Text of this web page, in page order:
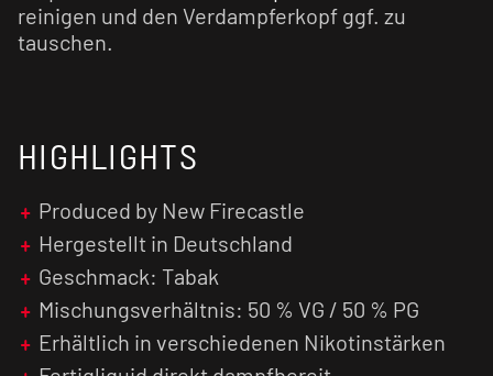
reinigen und den Verdampferkopf ggf. zu
tauschen.
HIGHLIGHTS
Produced by New Firecastle
Hergestellt in Deutschland
Geschmack: Tabak
Mischungsverhältnis: 50 % VG / 50 % PG
Erhältlich in verschiedenen Nikotinstärken